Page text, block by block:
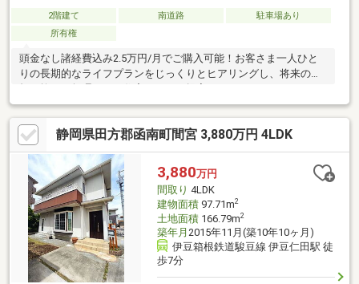
2階建て 南道路
駐車場あり
所有権
頭金なし諸経費込み2.5万円/月でご購入可能！お客さま一人ひと
りの長期的なライフプランをじっくりとヒアリングし、将来の負
担を抑えた無理のない住宅ローンを提案いたします。
静岡県田方郡函南町間宮 3,880万円 4LDK
3,880万円
間取り 4LDK
建物面積97.71m2
土地面積166.79m2
築年月 2015年11月(築10年10ヶ月)
伊豆箱根鉄道駿豆線 伊豆仁田駅 徒
歩7分